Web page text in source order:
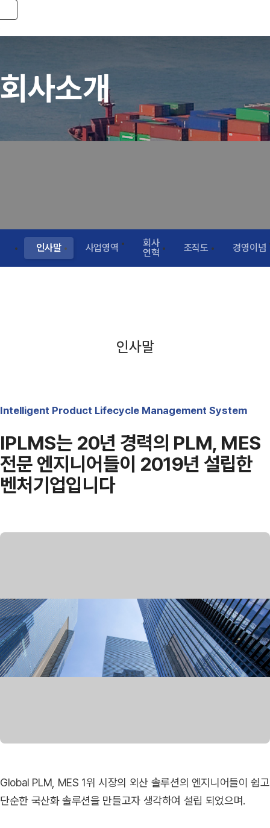
Toggle navigation
회사소개
인사말 사업영역
회사
연혁
조직도 경영이념
인사말
Intelligent Product Lifecycle Management System
IPLMS는 20년 경력의 PLM, MES
전문 엔지니어들이 2019년 설립한
벤처기업입니다
Global PLM, MES 1위 시장의 외산 솔루션의 엔지니어들이 쉽고
단순한 국산화 솔루션을 만들고자 생각하여 설립 되었으며.